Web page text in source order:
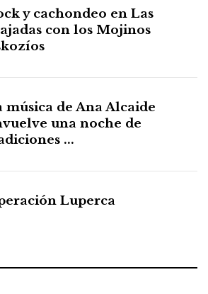
y cachondeo en Las
con los Mojinos
música de Ana Alcaide
una noche de
...
Luperca